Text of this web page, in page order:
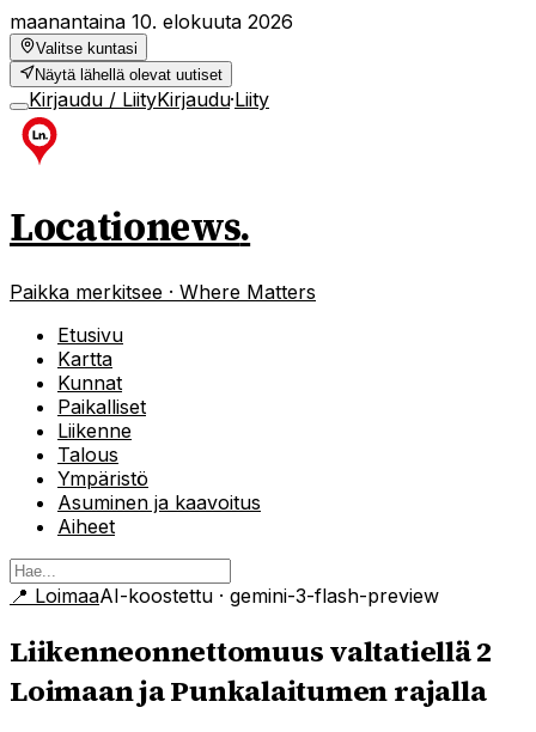
maanantaina 10. elokuuta 2026
Valitse kuntasi
Näytä lähellä olevat uutiset
Kirjaudu / LiityKirjaudu·Liity
Locationews.
Paikka merkitsee · Where Matters
Etusivu
Kartta
Kunnat
Paikalliset
Liikenne
Talous
Ympäristö
Asuminen ja kaavoitus
Aiheet
📍 LoimaaAI-koostettu · gemini-3-flash-preview
Liikenneonnettomuus valtatiellä 2
Loimaan ja Punkalaitumen rajalla